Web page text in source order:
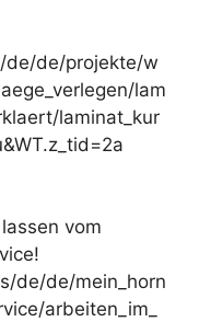
de/de/projekte/w
lam
laminat_kur
vom
de/de/mein_horn
arbeiten_im_